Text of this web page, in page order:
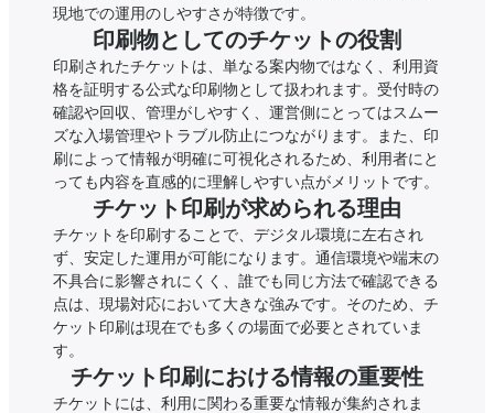
現地での運用のしやすさが特徴です。
印刷物としてのチケットの役割
印刷されたチケットは、単なる案内物ではなく、利用資
格を証明する公式な印刷物として扱われます。受付時の
確認や回収、管理がしやすく、運営側にとってはスムー
ズな入場管理やトラブル防止につながります。また、印
刷によって情報が明確に可視化されるため、利用者にと
っても内容を直感的に理解しやすい点がメリットです。
チケット印刷が求められる理由
チケットを印刷することで、デジタル環境に左右され
ず、安定した運用が可能になります。通信環境や端末の
不具合に影響されにくく、誰でも同じ方法で確認できる
点は、現場対応において大きな強みです。そのため、チ
ケット印刷は現在でも多くの場面で必要とされていま
す。
チケット印刷における情報の重要性
チケットには、利用に関わる重要な情報が集約されま